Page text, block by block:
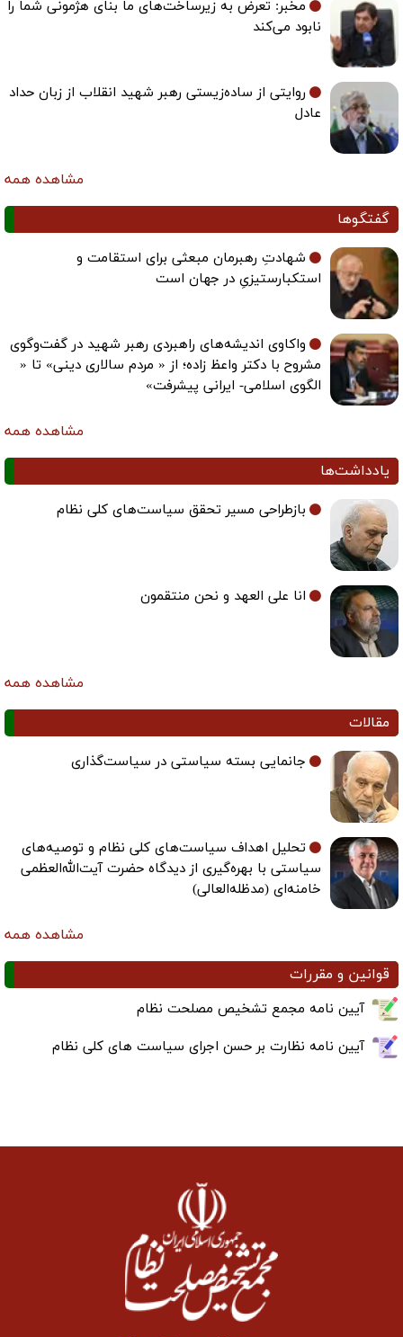
مخبر: تعرض به زیرساخت‌های ما بنای هژمونی شما را
نابود می‌کند
روایتی از ساده‌زیستی رهبر شهید انقلاب از زبان حداد
عادل
مشاهده همه
گفتگوها
شهادتِ رهبرمان مبعثی برای استقامت و
استکبارستیزیِ در جهان است
واکاوی اندیشه‌های راهبردی رهبر شهید در گفت‌وگوی
مشروح با دکتر واعظ زاده؛ از « مردم سالاری دینی» تا «
الگوی اسلامی- ایرانی پیشرفت»
مشاهده همه
یادداشت‌ها
بازطراحی مسیر تحقق سیاست‌های کلی نظام
انا علی العهد و نحن منتقمون
مشاهده همه
مقالات
جانمایی بسته سیاستی در سیاست‌گذاری
تحلیل اهداف سیاست‌های کلی نظام و توصیه‌های
سیاستی با بهره‌گیری از دیدگاه حضرت آیت‌الله‌العظمی
خامنه‌ای (مدظله‌العالی)
مشاهده همه
قوانین و مقررات
آیین نامه مجمع تشخیص مصلحت نظام
آیین نامه نظارت بر حسن اجرای سیاست های کلی نظام